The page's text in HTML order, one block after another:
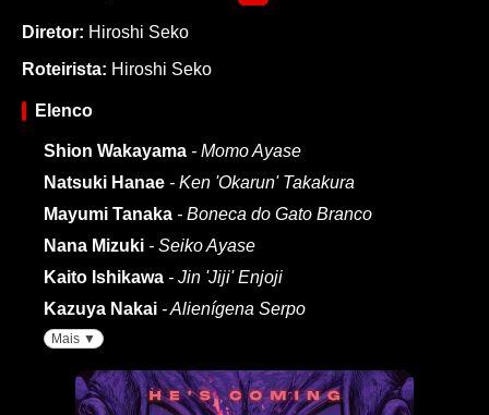
Diretor: Hiroshi Seko
Roteirista: Hiroshi Seko
Elenco
Shion Wakayama - Momo Ayase
Natsuki Hanae - Ken 'Okarun' Takakura
Mayumi Tanaka - Boneca do Gato Branco
Nana Mizuki - Seiko Ayase
Kaito Ishikawa - Jin 'Jiji' Enjoji
Kazuya Nakai - Alienígena Serpo
Mais ▼